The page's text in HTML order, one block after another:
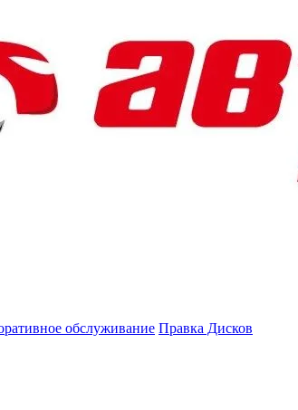
обслуживание Правка Дисков